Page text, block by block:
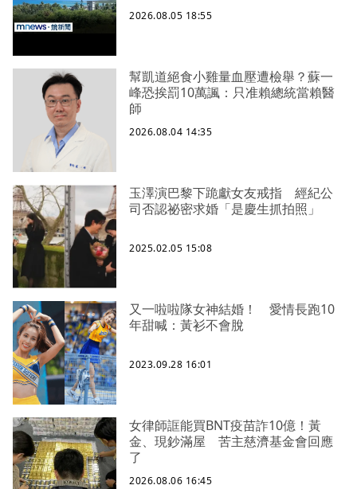
2026.08.05 18:55
幫凱道絕食小雞量血壓遭檢舉？蘇一
峰恐挨罰10萬諷：只准賴總統當賴醫
師
2026.08.04 14:35
玉澤演巴黎下跪獻女友戒指 經紀公
司否認祕密求婚「是慶生抓拍照」
2025.02.05 15:08
又一啦啦隊女神結婚！ 愛情長跑10
年甜喊：黃衫不會脫
2023.09.28 16:01
女律師誆能買BNT疫苗詐10億！黃
金、現鈔滿屋 苦主慈濟基金會回應
了
2026.08.06 16:45